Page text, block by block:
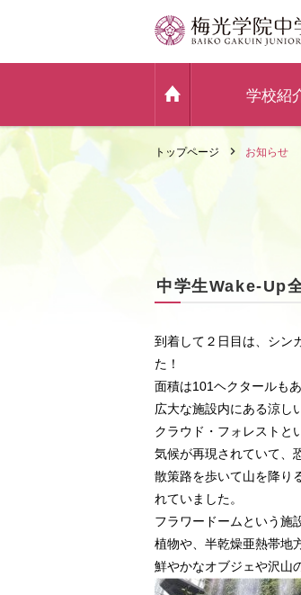
学校紹
トップページ お知らせ
中学生Wake-
到着して２日目は、シン
た！
面積は101ヘクタールも
広大な施設内にある涼し
クラウド・フォレストと
気候が再現されていて、
散策路を歩いて山を降り
れていました。
フラワードームという施
植物や、半乾燥亜熱帯地
鮮やかなオブジェや沢山